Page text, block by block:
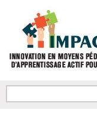
FORMULAIRE DE